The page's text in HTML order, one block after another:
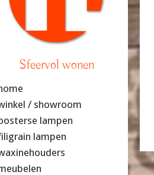
Sfeervol wonen
/ showroom
lampen
lampen